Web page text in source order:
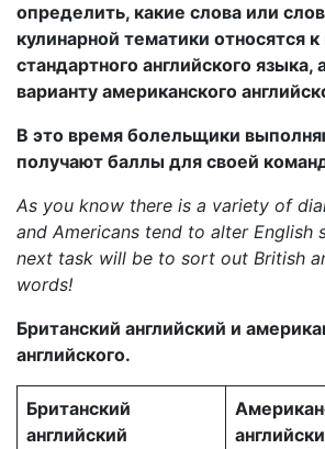
определить, какие слова или
кулинарной тематики относятся к
стандартного английского языка,
варианту американского
В это время болельщики
получают баллы для своей
As you know there is a variety of
and Americans tend to alter English
next task will be to sort out British
words!
Британский английский и
английского.
Британский
английский